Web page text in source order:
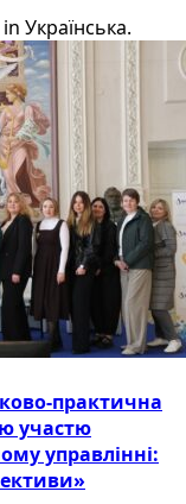
Українська.
практична
участю
управлінні: